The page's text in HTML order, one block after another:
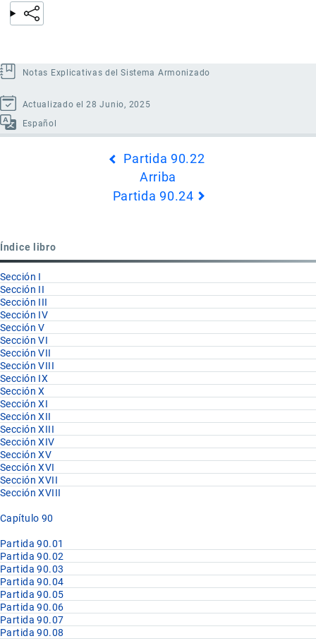
Notas Explicativas del Sistema Armonizado
Actualizado el 28 Junio, 2025
Español
Partida 90.22
Arriba
Partida 90.24
Índice libro
Sección I
Sección II
Sección III
Sección IV
Sección V
Sección VI
Sección VII
Sección VIII
Sección IX
Sección X
Sección XI
Sección XII
Sección XIII
Sección XIV
Sección XV
Sección XVI
Sección XVII
Sección XVIII
Capítulo 90
Partida 90.01
Partida 90.02
Partida 90.03
Partida 90.04
Partida 90.05
Partida 90.06
Partida 90.07
Partida 90.08